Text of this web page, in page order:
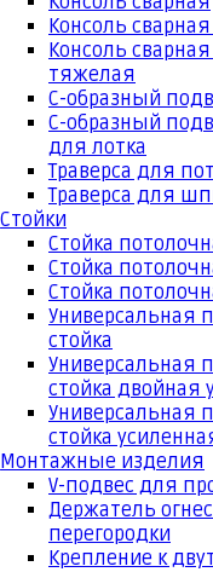
Консоль
Консоль
тяжелая
С-образный
С-образный
для лотка
Траверса для
Траверса для
Стойки
Стойка
Стойка
Стойка
Универсальная
стойка
Универсальная
стойка двойная
Универсальная
стойка
Монтажные изделия
V-подвес для
Держатель
перегородки
Крепление к